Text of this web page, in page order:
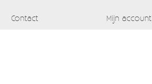
Contact Mijn account